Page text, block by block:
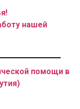
нашей
помощи в